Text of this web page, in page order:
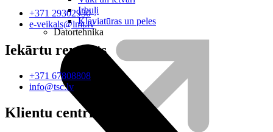
Irbuļi
Klaviatūras un peles
Datortehnika
+371 29302930
e-veikals@lmt.lv
Iekārtu remonts
+371 67808808
info@tsc.lv
Klientu centri